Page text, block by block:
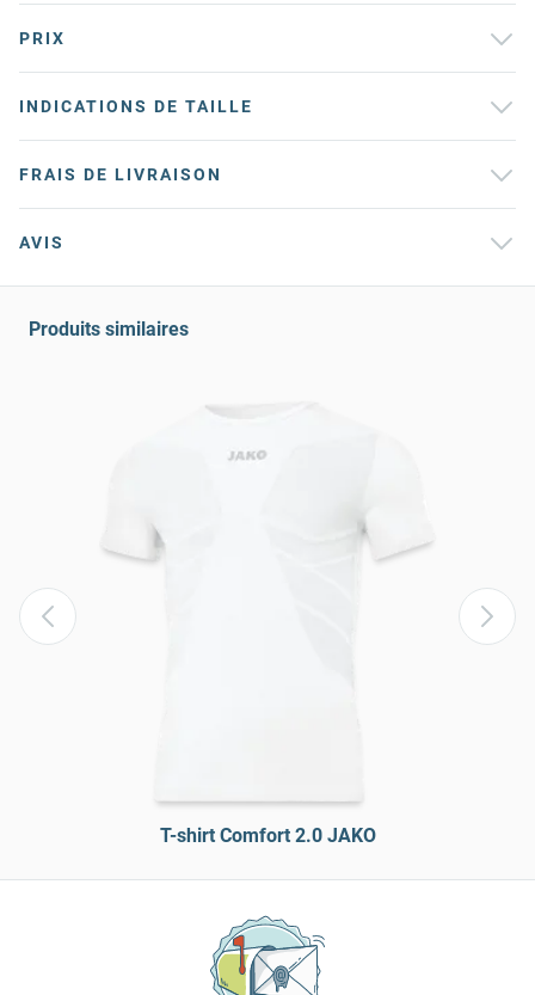
PRIX
INDICATIONS DE TAILLE
FRAIS DE LIVRAISON
AVIS
Produits similaires
T-shirt Comfort 2.0 JAKO